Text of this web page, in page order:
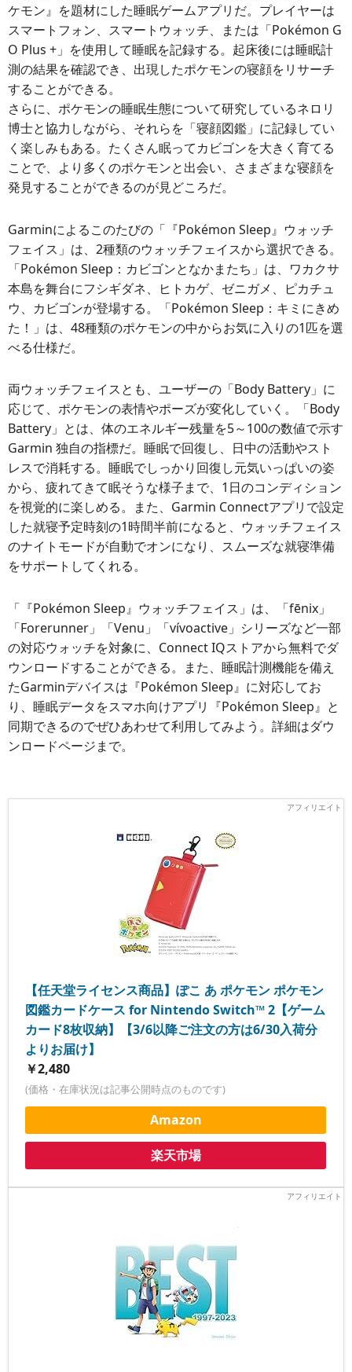
ケモン』を題材にした睡眠ゲームアプリだ。プレイヤーは
スマートフォン、スマートウォッチ、または「Pokémon G
O Plus +」を使用して睡眠を記録する。起床後には睡眠計
測の結果を確認でき、出現したポケモンの寝顔をリサーチ
することができる。
さらに、ポケモンの睡眠生態について研究しているネロリ
博士と協力しながら、それらを「寝顔図鑑」に記録してい
く楽しみもある。たくさん眠ってカビゴンを大きく育てる
ことで、より多くのポケモンと出会い、さまざまな寝顔を
発見することができるのが見どころだ。
Garminによるこのたびの「『Pokémon Sleep』ウォッチ
フェイス」は、2種類のウォッチフェイスから選択できる。
「Pokémon Sleep：カビゴンとなかまたち」は、ワカクサ
本島を舞台にフシギダネ、ヒトカゲ、ゼニガメ、ピカチュ
ウ、カビゴンが登場する。「Pokémon Sleep：キミにきめ
た！」は、48種類のポケモンの中からお気に入りの1匹を選
べる仕様だ。
両ウォッチフェイスとも、ユーザーの「Body Battery」に
応じて、ポケモンの表情やポーズが変化していく。「Body
Battery」とは、体のエネルギー残量を5～100の数値で示す
Garmin 独自の指標だ。睡眠で回復し、日中の活動やスト
レスで消耗する。睡眠でしっかり回復し元気いっぱいの姿
から、疲れてきて眠そうな様子まで、1日のコンディション
を視覚的に楽しめる。また、Garmin Connectアプリで設定
した就寝予定時刻の1時間半前になると、ウォッチフェイス
のナイトモードが自動でオンになり、スムーズな就寝準備
をサポートしてくれる。
「『Pokémon Sleep』ウォッチフェイス」は、「fēnix」
「Forerunner」「Venu」「vívoactive」シリーズなど一部
の対応ウォッチを対象に、Connect IQストアから無料でダ
ウンロードすることができる。また、睡眠計測機能を備え
たGarminデバイスは『Pokémon Sleep』に対応してお
り、睡眠データをスマホ向けアプリ『Pokémon Sleep』と
同期できるのでぜひあわせて利用してみよう。詳細はダウ
ンロードページまで。
【任天堂ライセンス商品】ぽこ あ ポケモン ポケモン
図鑑カードケース for Nintendo Switch™ 2【ゲーム
カード8枚収納】【3/6以降ご注文の方は6/30入荷分
よりお届け】
￥2,480
(価格・在庫状況は記事公開時点のものです)
Amazon
楽天市場